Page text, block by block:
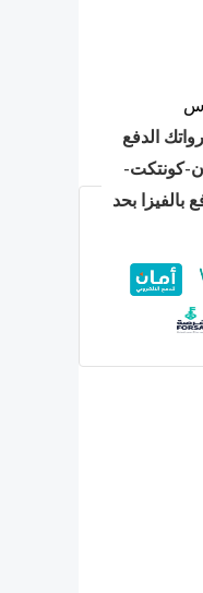
الدفع
كونتكت-
عند الدفع بالفيزا بحد